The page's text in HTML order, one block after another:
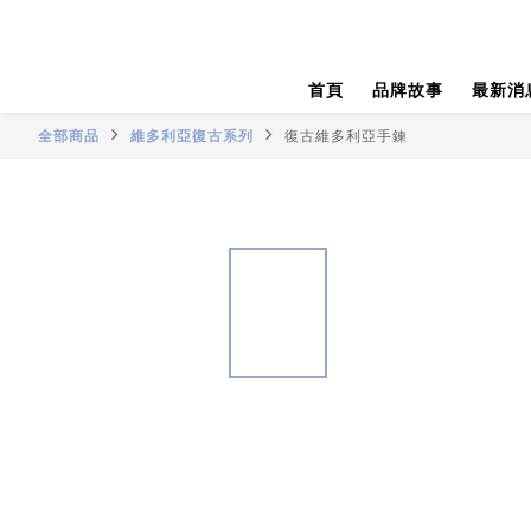
首頁 品牌故事 最新消
全部商品 維多利亞復古系列 復古維多利亞手鍊